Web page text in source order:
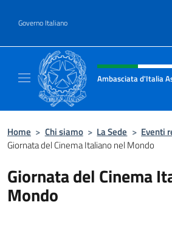
Governo Italiano
Intestazione sito,
Ambasciata d'Italia
Home > Chi siamo > La Sede > Eventi
Giornata del Cinema Italiano nel Mondo
Giornata del Cinema
Mondo